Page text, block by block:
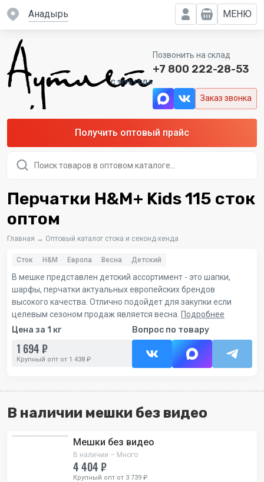
Анадырь МЕНЮ
C 1995 ГОДА
Позвонить на склад
+7 800 222-28-53
Заказ звонка
Получить оптовый прайс
товаров
Перчатки H&M+ Kids 115 сток
оптом
Главная → Оптовый каталог стока и секонд-хенда
Сток H&M Европа Весна Детский
В мешке представлен детский ассортимент - это шапки,
шарфы, перчатки актуальных европейских брендов
высокого качества. Отлично подойдет для закупки если
целевым сезоном продаж является весна. Подробнее
Цена за 1 кг
1 694 ₽
Крупный опт от 1 438 ₽
Вопрос по товару
В наличии мешки без видео
Мешки без видео
В наличии – Много
4 404 ₽
Крупный опт от 3 739 ₽